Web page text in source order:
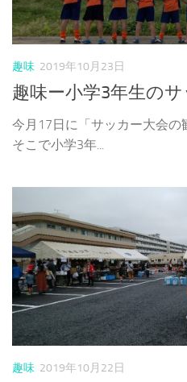
趣味 2019年10月23日
趣味ー小学3年生の
今月17日に「サッカー大会の
そこで小学3年...
趣味 2019年10月22日